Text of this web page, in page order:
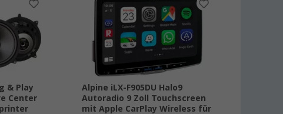
& Play
Center
Alpine iLX-F905DU Halo9
Autoradio 9 Zoll Touchscreen
mit Apple CarPlay Wireless für